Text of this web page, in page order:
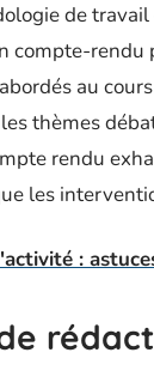
de travail
compte-rendu
au
thèmes
rendu
les
: